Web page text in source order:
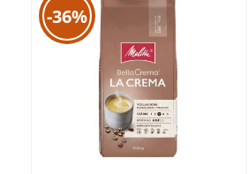
-36%